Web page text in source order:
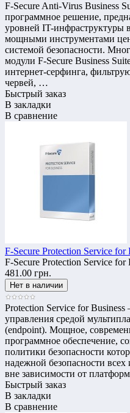
F-Secure Anti-Virus Business
программное решение,
уровней IT-инфраструктуры
мощными инструментами
системой безопасности.
модули F-Secure Business
интернет-серфинга,
червей, …
Быстрый заказ
В закладки
В сравнение
F-Secure Protection Service for
F-Secure Protection Service for
481.00 грн.
Protection Service for
управления средой
(endpoint). Мощное,
программное обеспечение,
политики безопасности
надежной безопасности
вне зависимости от
Быстрый заказ
В закладки
В сравнение